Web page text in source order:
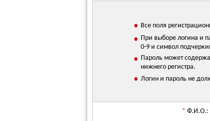
• Все поля
• При выборе логина и
0-9 и символ
• Пароль может
нижнего регистра.
• Логин и пароль не
* Ф.И.О.: